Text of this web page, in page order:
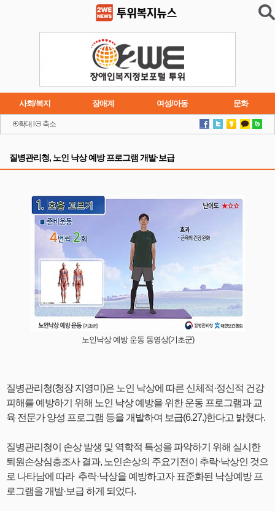
사회/복지 장애계 여성/아동 문화
이슈 연재소설
확대 축소
질병관리청, 노인 낙상 예방 프로그램 개발·보급
노인낙상 예방 운동 동영상(기초군)
질병관리청(청장 지영미)은 노인 낙상에 따른 신체적·정신적 건강
피해를 예방하기 위해 노인 낙상 예방을 위한 운동 프로그램과 교
육 전문가 양성 프로그램 등을 개발하여 보급(6.27.)한다고 밝혔다.
질병관리청이 손상 발생 및 역학적 특성을 파악하기 위해 실시한
퇴원손상심층조사 결과, 노인손상의 주요기전이 추락·낙상인 것으
로 나타남에 따라 추락·낙상을 예방하고자 표준화된 낙상예방 프
로그램을 개발·보급 하게 되었다.